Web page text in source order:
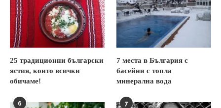
25 традиционни български
ястия, които всички
обичаме!
7 места в България с
басейни с топла
минерална вода
6 7